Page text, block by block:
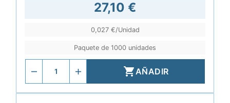
27,10 €
0,027 €/Unidad
Paquete de 1000 unidades
AÑADIR